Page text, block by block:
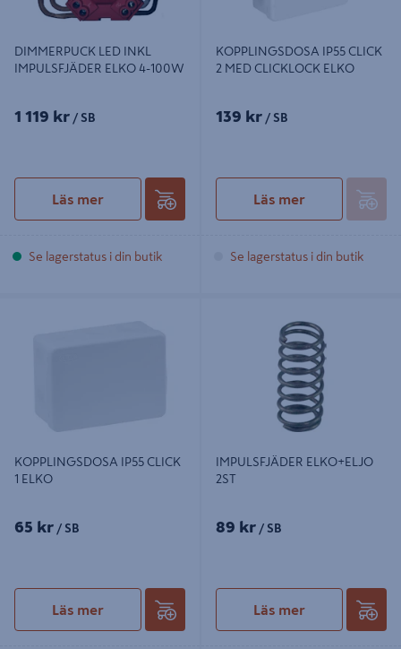
DIMMERPUCK LED INKL
IMPULSFJÄDER ELKO 4-100W
1 119 kr / SB
Läs mer
Se lagerstatus i din butik
KOPPLINGSDOSA IP55 CLICK
2 MED CLICKLOCK ELKO
139 kr / SB
Läs mer
Se lagerstatus i din butik
KOPPLINGSDOSA IP55 CLICK
1 ELKO
65 kr / SB
Läs mer
IMPULSFJÄDER ELKO+ELJO
2ST
89 kr / SB
Läs mer